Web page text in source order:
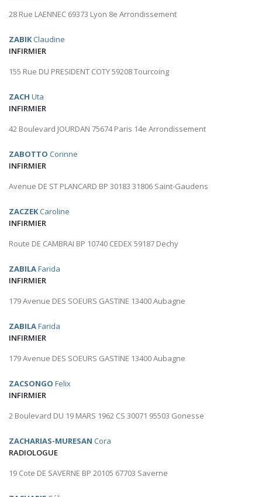
28 Rue LAENNEC 69373 Lyon 8e Arrondissement
ZABIKClaudine
INFIRMIER
155 Rue DU PRESIDENT COTY 59208 Tourcoing
ZACH Uta
INFIRMIER
42 Boulevard JOURDAN 75674 Paris 14e Arrondissement
ZABOTTO Corinne
INFIRMIER
Avenue DE ST PLANCARD BP 30183 31806 Saint-Gaudens
ZACZEKCaroline
INFIRMIER
Route DE CAMBRAI BP 10740 CEDEX 59187 Dechy
ZABILAFarida
INFIRMIER
179 Avenue DES SOEURS GASTINE 13400 Aubagne
ZABILAFarida
INFIRMIER
179 Avenue DES SOEURS GASTINE 13400 Aubagne
ZACSONGO Felix
INFIRMIER
2 Boulevard DU 19 MARS 1962 CS 30071 95503 Gonesse
ZACHARIAS-MURESAN Cora
RADIOLOGUE
19 Cote DE SAVERNE BP 20105 67703 Saverne